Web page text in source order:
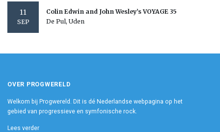
11
SEP
Colin Edwin and John Wesley’s VOYAGE 35
De Pul, Uden
OVER PROGWERELD
Welkom bij Progwereld. Dit is dé Nederlandse webpagina op het
gebied van progressieve en symfonische rock.
Lees verder